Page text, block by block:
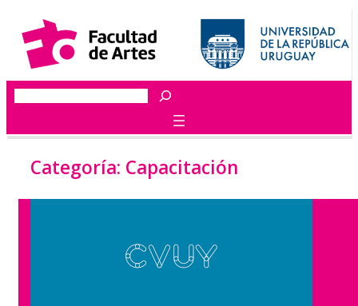
contenido
Buscar
Categoría: Capacitación